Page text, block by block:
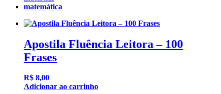
matemática
Apostila Fluência Leitora – 100
Frases
R$ 8,00
Adicionar ao carrinho